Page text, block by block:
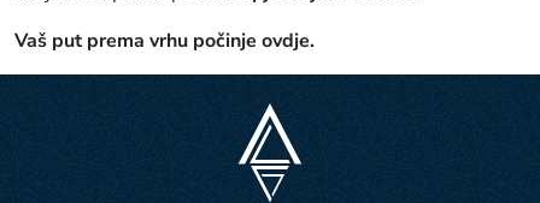
Vaš put prema vrhu počinje ovdje.